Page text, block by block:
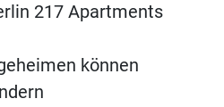
217 Apartments
können